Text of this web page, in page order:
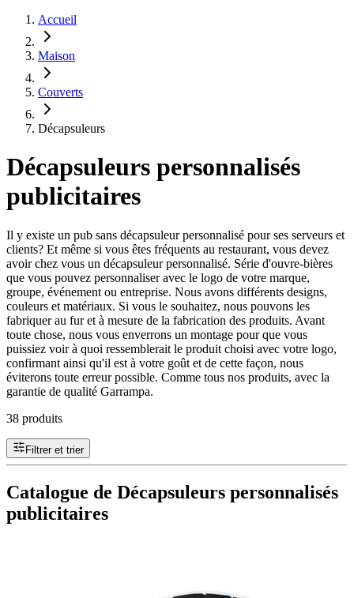
Accueil
Maison
Couverts
Décapsuleurs
Décapsuleurs personnalisés
publicitaires
Il y existe un pub sans décapsuleur personnalisé pour ses serveurs et
clients? Et même si vous êtes fréquents au restaurant, vous devez
avoir chez vous un décapsuleur personnalisé. Série d'ouvre-bières
que vous pouvez personnaliser avec le logo de votre marque,
groupe, événement ou entreprise. Nous avons différents designs,
couleurs et matériaux. Si vous le souhaitez, nous pouvons les
fabriquer au fur et à mesure de la fabrication des produits. Avant
toute chose, nous vous enverrons un montage pour que vous
puissiez voir à quoi ressemblerait le produit choisi avec votre logo,
confirmant ainsi qu'il est à votre goût et de cette façon, nous
éviterons toute erreur possible. Comme tous nos produits, avec la
garantie de qualité Garrampa.
38 produits
Filtrer et trier
Catalogue de Décapsuleurs personnalisés
publicitaires